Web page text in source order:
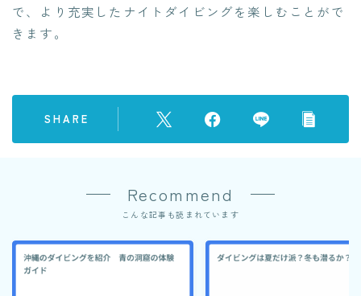
で、より充実したナイトダイビングを楽しむことがで
きます。
SHARE
Recommend
こんな記事も読まれています